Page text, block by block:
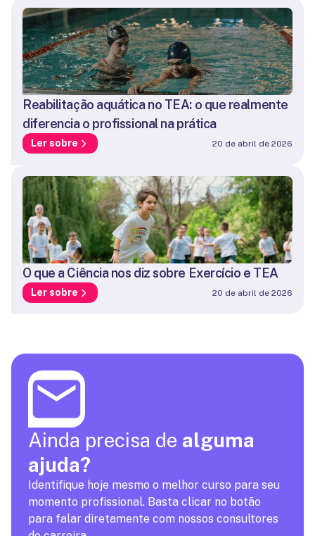
Reabilitação aquática no TEA: o que realmente
diferencia o profissional na prática
Ler sobre 20 de abril de 2026
O que a Ciência nos diz sobre Exercício e TEA
Ler sobre 20 de abril de 2026
Ainda precisa de alguma
ajuda?
Identifique hoje mesmo o melhor curso para seu
momento profissional. Basta clicar no botão
para falar diretamente com nossos consultores